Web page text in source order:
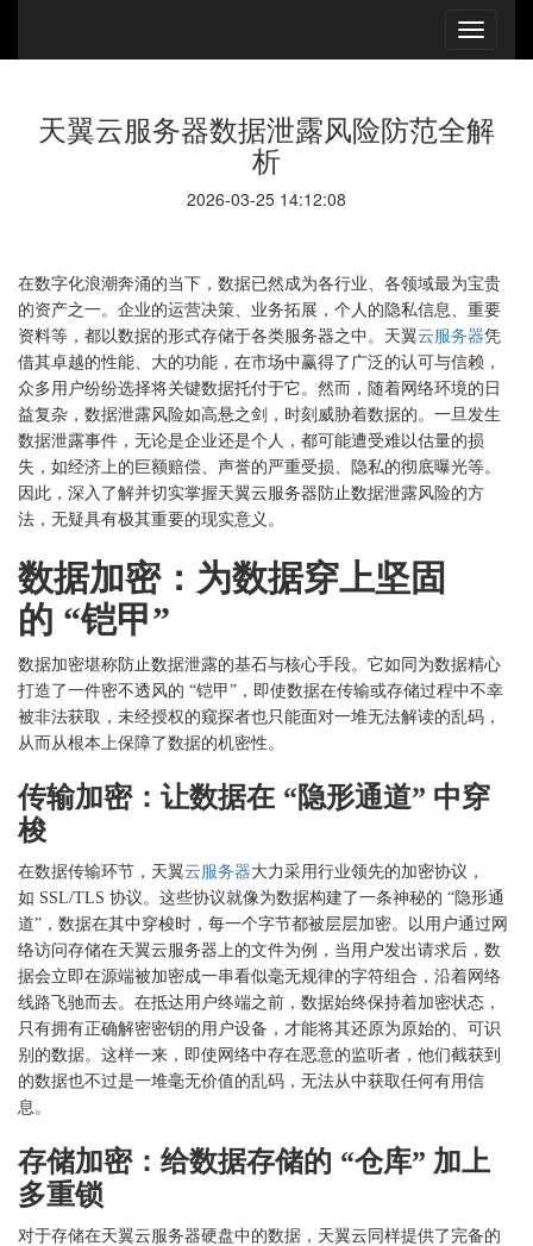
天翼云服务器数据泄露风险防范全解
析
2026-03-25 14:12:08
在数字化浪潮奔涌的当下，数据已然成为各行业、各领域最为宝贵
的资产之一。企业的运营决策、业务拓展，个人的隐私信息、重要
资料等，都以数据的形式存储于各类服务器之中。天翼云服务器凭
借其卓越的性能、大的功能，在市场中赢得了广泛的认可与信赖，
众多用户纷纷选择将关键数据托付于它。然而，随着网络环境的日
益复杂，数据泄露风险如高悬之剑，时刻威胁着数据的。一旦发生
数据泄露事件，无论是企业还是个人，都可能遭受难以估量的损
失，如经济上的巨额赔偿、声誉的严重受损、隐私的彻底曝光等。
因此，深入了解并切实掌握天翼云服务器防止数据泄露风险的方
法，无疑具有极其重要的现实意义。
数据加密：为数据穿上坚固
的 “铠甲”
数据加密堪称防止数据泄露的基石与核心手段。它如同为数据精心
打造了一件密不透风的 “铠甲”，即使数据在传输或存储过程中不幸
被非法获取，未经授权的窥探者也只能面对一堆无法解读的乱码，
从而从根本上保障了数据的机密性。
传输加密：让数据在 “隐形通道” 中穿
梭
在数据传输环节，天翼云服务器大力采用行业领先的加密协议，
如 SSL/TLS 协议。这些协议就像为数据构建了一条神秘的 “隐形通
道”，数据在其中穿梭时，每一个字节都被层层加密。以用户通过网
络访问存储在天翼云服务器上的文件为例，当用户发出请求后，数
据会立即在源端被加密成一串看似毫无规律的字符组合，沿着网络
线路飞驰而去。在抵达用户终端之前，数据始终保持着加密状态，
只有拥有正确解密密钥的用户设备，才能将其还原为原始的、可识
别的数据。这样一来，即使网络中存在恶意的监听者，他们截获到
的数据也不过是一堆毫无价值的乱码，无法从中获取任何有用信
息。
存储加密：给数据存储的 “仓库” 加上
多重锁
对于存储在天翼云服务器硬盘中的数据，天翼云同样提供了完备的